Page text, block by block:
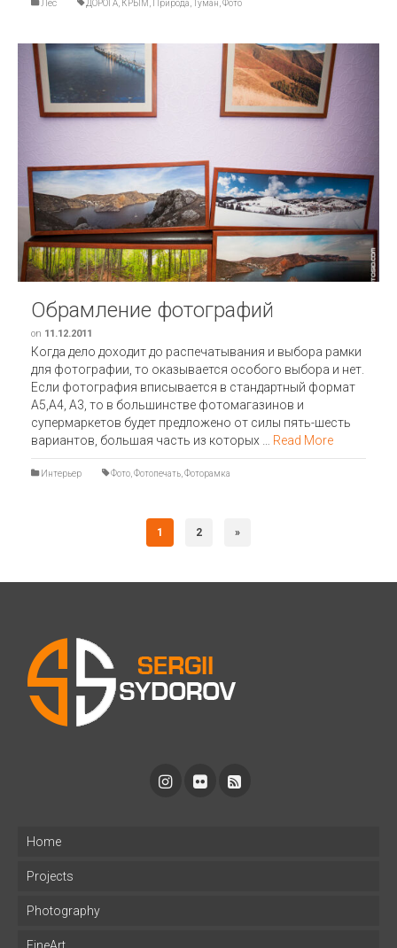
Лес ДОРОГА КРЫМ Природа Туман Фото
Обрамление фотографий
on 11.12.2011
Когда дело доходит до распечатывания и выбора рамки
для фотографии, то оказывается особого выбора и нет.
Если фотография вписывается в стандартный формат
А5,А4, А3, то в большинстве фотомагазинов и
супермаркетов будет предложено от силы пять-шесть
вариантов, большая часть из которых … Read More
Интерьер Фото,Фотопечать,Фоторамка
1 2 »
Home
Projects
Photography
FineArt